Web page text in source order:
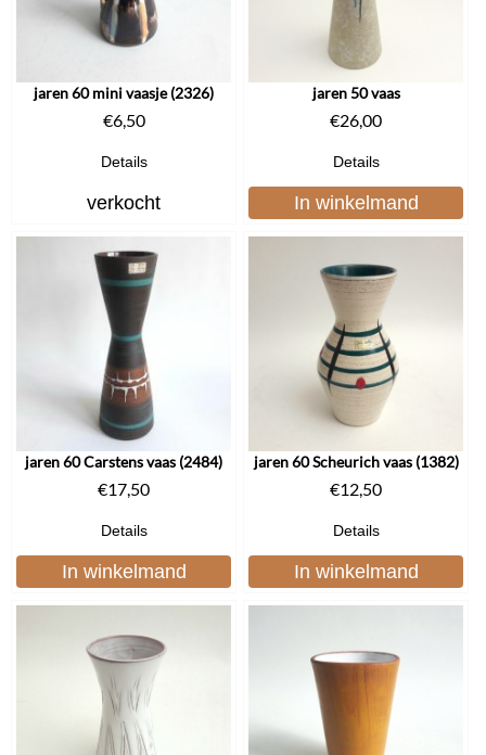
jaren 60 mini vaasje (2326)
€6,50
Details
verkocht
jaren 50 vaas
€26,00
Details
In winkelmand
jaren 60 Carstens vaas (2484)
€17,50
Details
In winkelmand
jaren 60 Scheurich vaas (1382)
€12,50
Details
In winkelmand